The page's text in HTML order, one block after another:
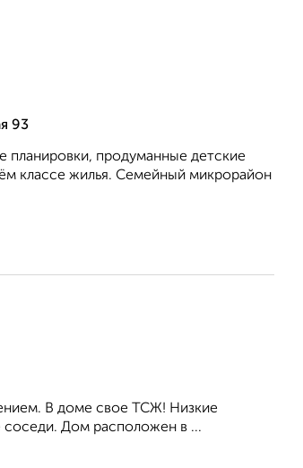
93
планировки, продуманные детские
классе жилья. Семейный микрорайон
В доме свое ТСЖ! Низкие
Дом расположен в ...